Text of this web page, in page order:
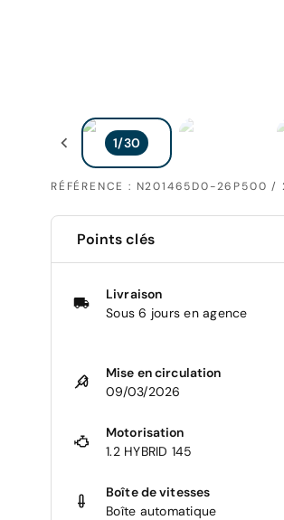
RÉFÉRENCE : N201465D0-26P500 /
Points clés
Livraison
Sous 6 jours en agence
Mise en circulation
09/03/2026
Motorisation
1.2 HYBRID 145
Boîte de vitesses
Boîte automatique